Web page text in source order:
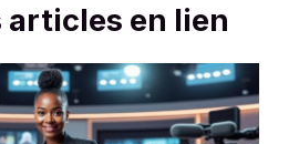
articles en lien